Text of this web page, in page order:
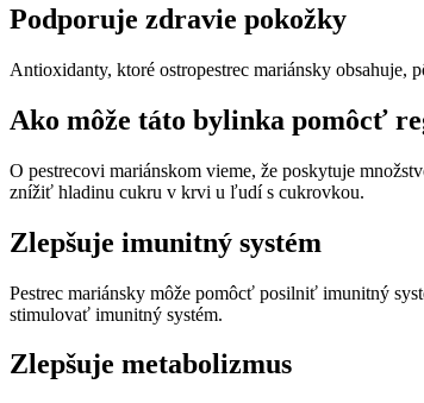
Podporuje zdravie pokožky
Antioxidanty, ktoré ostropestrec mariánsky obsahuje,
Ako môže táto bylinka pomôcť
O pestrecovi mariánskom vieme, že poskytuje
znížiť hladinu cukru v krvi u ľudí s cukrovkou.
Zlepšuje imunitný systém
Pestrec mariánsky môže pomôcť posilniť imunitný
stimulovať imunitný systém.
Zlepšuje metabolizmus